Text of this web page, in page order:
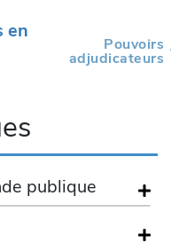
Pouvoirs
adjudicateurs
(current)
en
publique